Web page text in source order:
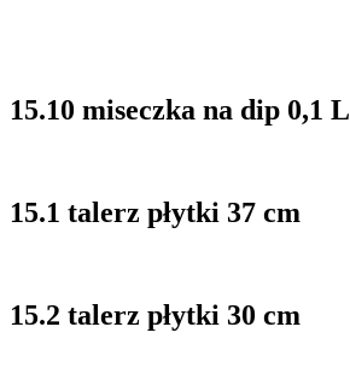
15.10 miseczka na dip 0,1 L
15.1 talerz płytki 37 cm
15.2 talerz płytki 30 cm